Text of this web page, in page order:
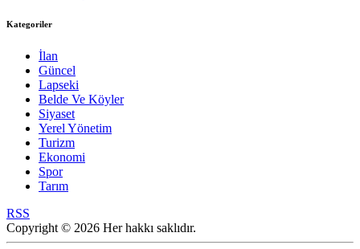
Kategoriler
İlan
Güncel
Lapseki
Belde Ve Köyler
Siyaset
Yerel Yönetim
Turizm
Ekonomi
Spor
Tarım
RSS
Copyright © 2026 Her hakkı saklıdır.